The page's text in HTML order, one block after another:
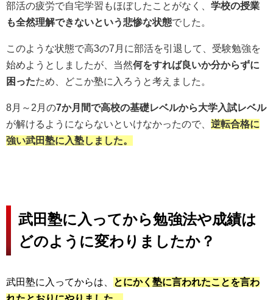
部活の疲労で自宅学習もほぼしたことがなく、 学校の授業
も全然理解できないという悲惨な状態でした。
このような状態で高3の7月に部活を引退して、受験勉強を
始めようとしましたが、当然何をすれば良いか分からずに
困ったため、どこか塾に入ろうと考えました。
8月～2月の7か月間で高校の基礎レベルから大学入試レベル
が解けるようにならないといけなかったので、 逆転合格に
強い武田塾に入塾しました。
武田塾に入ってから勉強法や成績は
どのように変わりましたか？
武田塾に入ってからは、
とにかく塾に言われたことを言わ